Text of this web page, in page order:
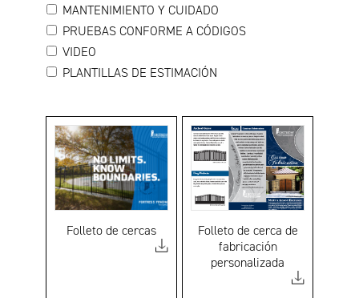
MANTENIMIENTO Y CUIDADO
PRUEBAS CONFORME A CÓDIGOS
VIDEO
PLANTILLAS DE ESTIMACIÓN
Folleto de cercas
Folleto de cerca de
fabricación
personalizada